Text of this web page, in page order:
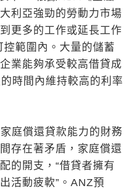
利亞強勁的勞動力市場
更多的工作或延長工作
控範圍內。大量的儲蓄
業能夠承受較高借貸成
時間內維持較高的利率
庭償還貸款能力的財務
存在著矛盾，家庭償還
的開支，“借貸者擁有
活動疲軟”。ANZ預